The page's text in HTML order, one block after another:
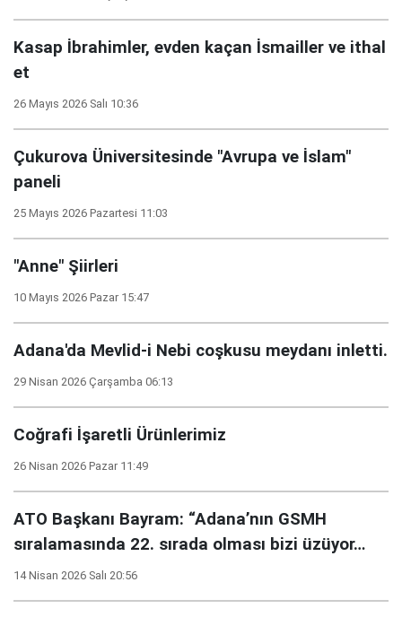
Kasap İbrahimler, evden kaçan İsmailler ve ithal
et
26 Mayıs 2026 Salı 10:36
Çukurova Üniversitesinde "Avrupa ve İslam"
paneli
25 Mayıs 2026 Pazartesi 11:03
"Anne" Şiirleri
10 Mayıs 2026 Pazar 15:47
Adana'da Mevlid-i Nebi coşkusu meydanı inletti.
29 Nisan 2026 Çarşamba 06:13
Coğrafi İşaretli Ürünlerimiz
26 Nisan 2026 Pazar 11:49
ATO Başkanı Bayram: “Adana’nın GSMH
sıralamasında 22. sırada olması bizi üzüyor…
14 Nisan 2026 Salı 20:56